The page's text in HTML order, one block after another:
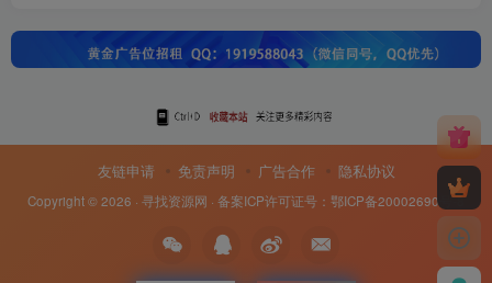
友链申请 免责声明 广告合作 隐私协议
Copyright © 2026 · 寻找资源网 · 备案ICP许可证号： 鄂ICP备20002690号-8